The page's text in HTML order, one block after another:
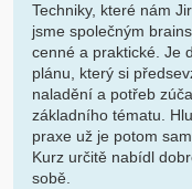
Techniky, které nám
jsme společným
cenné a praktické. Je
plánu, který si
naladění a potřeb
základního tématu.
praxe už je potom
Kurz určitě nabídl
sobě.